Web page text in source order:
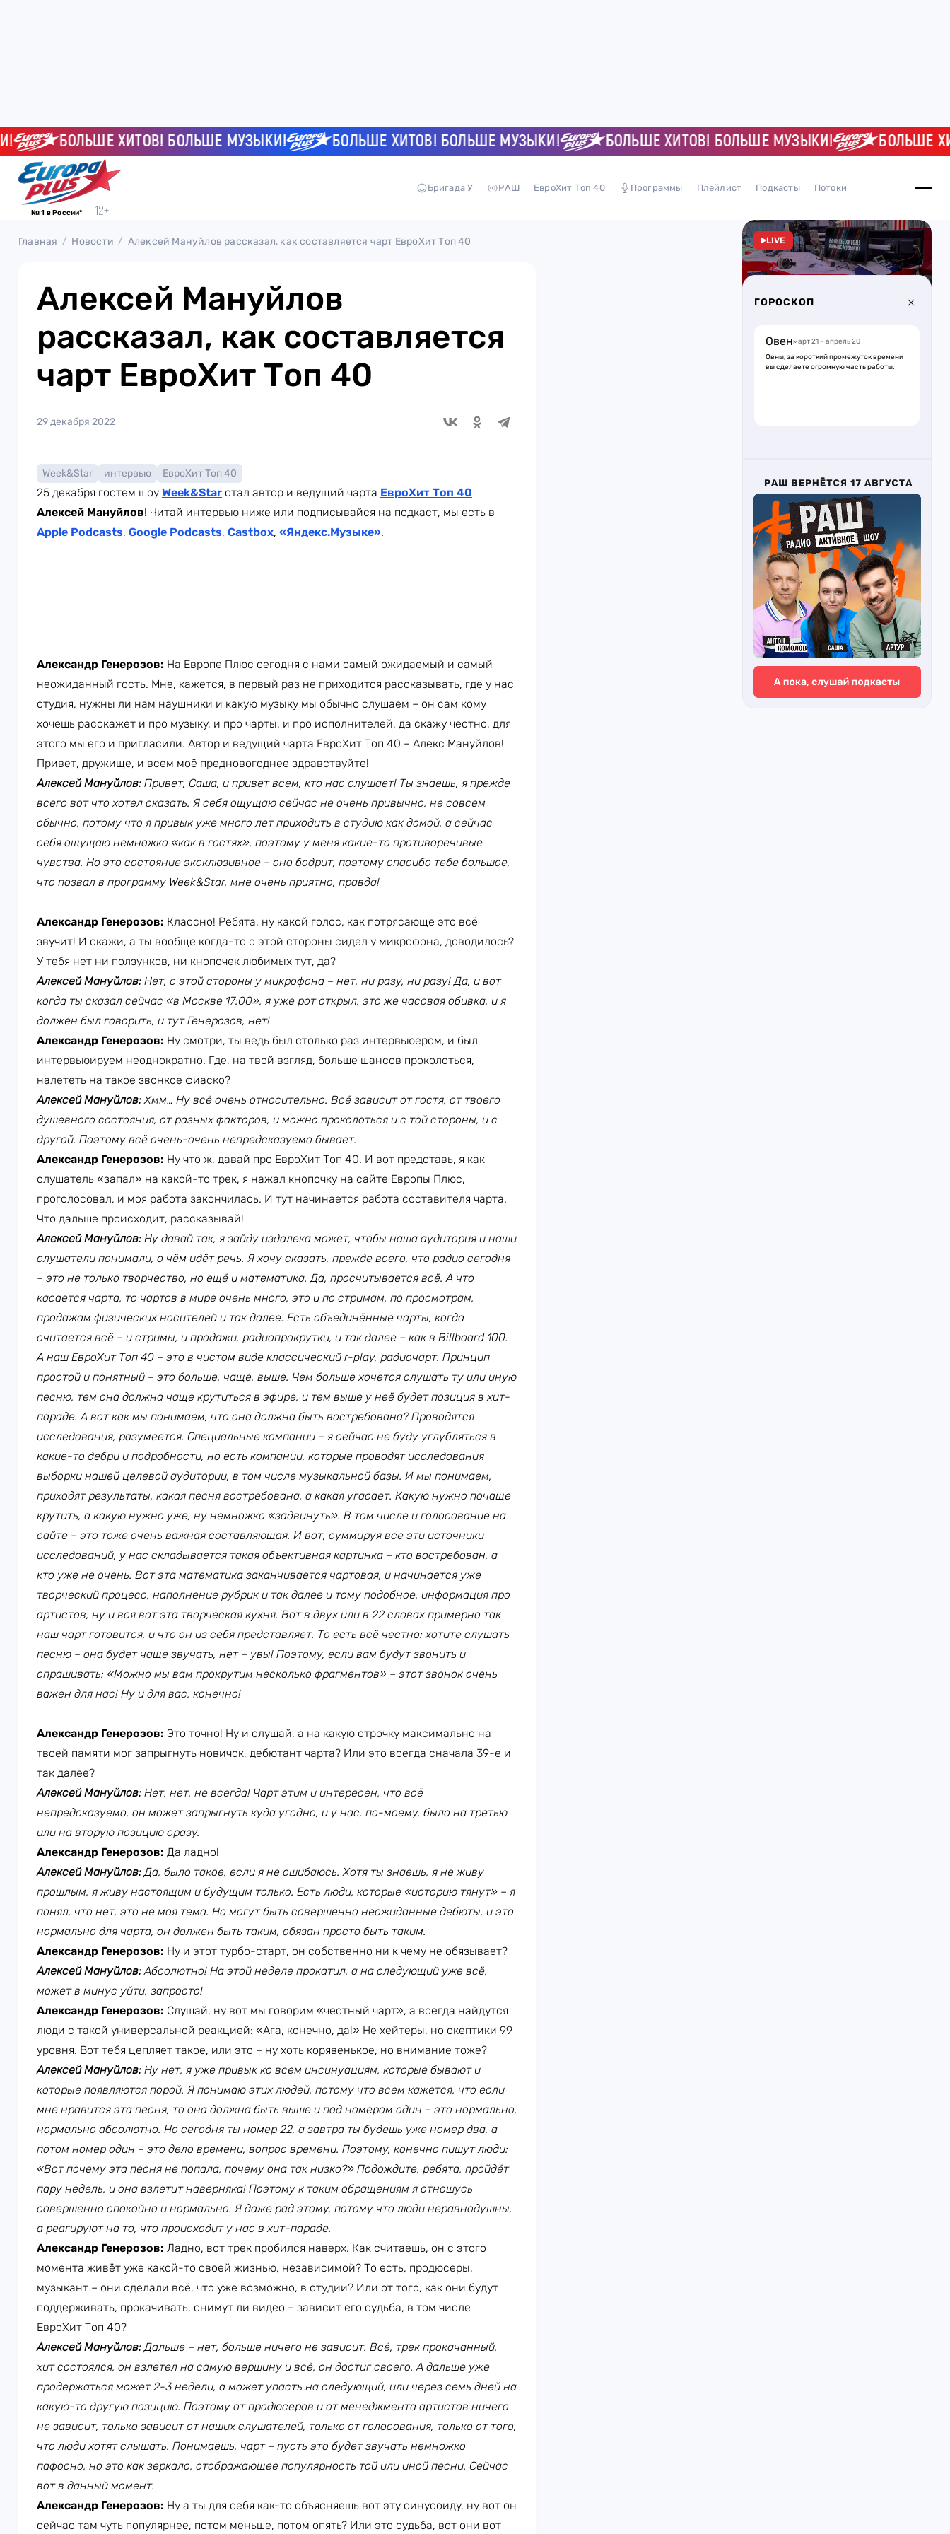
БОЛЬШЕ ХИТОВ! БОЛЬШЕ МУЗЫКИ! БОЛЬШЕ ХИТОВ! БОЛЬШЕ МУЗЫКИ! БОЛЬШЕ ХИТОВ! БОЛЬШЕ МУЗЫКИ! БОЛЬШЕ
№ 1 в России*
Бригада У РАШ ЕвроХит Топ 40 Программы Плейлист Подкасты Потоки
Главная Новости Алексей Мануйлов рассказал, как составляется чарт ЕвроХит Топ 40
Алексей Мануйлов
рассказал, как составляется
чарт ЕвроХит Топ 40
29 декабря 2022
Week&Star интервью ЕвроХит Топ 40
25 декабря гостем шоу Week&Star стал автор и ведущий чарта ЕвроХит Топ 40
Алексей Мануйлов! Читай интервью ниже или подписывайся на подкаст, мы есть в
Apple Podcasts, Google Podcasts, Castbox, «Яндекс.Музыке».
Александр Генерозов: На Европе Плюс сегодня с нами самый ожидаемый и самый
неожиданный гость. Мне, кажется, в первый раз не приходится рассказывать, где у нас
студия, нужны ли нам наушники и какую музыку мы обычно слушаем – он сам кому
хочешь расскажет и про музыку, и про чарты, и про исполнителей, да скажу честно, для
этого мы его и пригласили. Автор и ведущий чарта ЕвроХит Топ 40 – Алекс Мануйлов!
Привет, дружище, и всем моё предновогоднее здравствуйте!
Алексей Мануйлов: Привет, Саша, и привет всем, кто нас слушает! Ты знаешь, я прежде
всего вот что хотел сказать. Я себя ощущаю сейчас не очень привычно, не совсем
обычно, потому что я привык уже много лет приходить в студию как домой, а сейчас
себя ощущаю немножко «как в гостях», поэтому у меня какие-то противоречивые
чувства. Но это состояние эксклюзивное – оно бодрит, поэтому спасибо тебе большое,
что позвал в программу Week&Star, мне очень приятно, правда!
Александр Генерозов: Классно! Ребята, ну какой голос, как потрясающе это всё
звучит! И скажи, а ты вообще когда-то с этой стороны сидел у микрофона, доводилось?
У тебя нет ни ползунков, ни кнопочек любимых тут, да?
Алексей Мануйлов: Нет, с этой стороны у микрофона – нет, ни разу, ни разу! Да, и вот
когда ты сказал сейчас «в Москве 17:00», я уже рот открыл, это же часовая обивка, и я
должен был говорить, и тут Генерозов, нет!
Александр Генерозов: Ну смотри, ты ведь был столько раз интервьюером, и был
интервьюируем неоднократно. Где, на твой взгляд, больше шансов проколоться,
налететь на такое звонкое фиаско?
Алексей Мануйлов:Хмм… Ну всё очень относительно. Всё зависит от гостя, от твоего
душевного состояния, от разных факторов, и можно проколоться и с той стороны, и с
другой. Поэтому всё очень-очень непредсказуемо бывает.
Александр Генерозов: Ну что ж, давай про ЕвроХит Топ 40. И вот представь, я как
слушатель «запал» на какой-то трек, я нажал кнопочку на сайте Европы Плюс,
проголосовал, и моя работа закончилась. И тут начинается работа составителя чарта.
Что дальше происходит, рассказывай!
Алексей Мануйлов: Ну давай так, я зайду издалека может, чтобы наша аудитория и наши
слушатели понимали, о чём идёт речь. Я хочу сказать, прежде всего, что радио сегодня
– это не только творчество, но ещё и математика. Да, просчитывается всё. А что
касается чарта, то чартов в мире очень много, это и по стримам, по просмотрам,
продажам физических носителей и так далее. Есть объединённые чарты, когда
считается всё – и стримы, и продажи, радиопрокрутки, и так далее – как в Billboard 100.
А наш ЕвроХит Топ 40 – это в чистом виде классический r-play, радиочарт. Принцип
простой и понятный – это больше, чаще, выше. Чем больше хочется слушать ту или иную
песню, тем она должна чаще крутиться в эфире, и тем выше у неё будет позиция в хит-
параде. А вот как мы понимаем, что она должна быть востребована? Проводятся
исследования, разумеется. Специальные компании – я сейчас не буду углубляться в
какие-то дебри и подробности, но есть компании, которые проводят исследования
выборки нашей целевой аудитории, в том числе музыкальной базы. И мы понимаем,
приходят результаты, какая песня востребована, а какая угасает. Какую нужно почаще
крутить, а какую нужно уже, ну немножко «задвинуть». В том числе и голосование на
сайте – это тоже очень важная составляющая. И вот, суммируя все эти источники
исследований, у нас складывается такая объективная картинка – кто востребован, а
кто уже не очень. Вот эта математика заканчивается чартовая, и начинается уже
творческий процесс, наполнение рубрик и так далее и тому подобное, информация про
артистов, ну и вся вот эта творческая кухня. Вот в двух или в 22 словах примерно так
наш чарт готовится, и что он из себя представляет. То есть всё честно: хотите слушать
песню – она будет чаще звучать, нет – увы! Поэтому, если вам будут звонить и
спрашивать: «Можно мы вам прокрутим несколько фрагментов» – этот звонок очень
важен для нас! Ну и для вас, конечно!
Александр Генерозов: Это точно! Ну и слушай, а на какую строчку максимально на
твоей памяти мог запрыгнуть новичок, дебютант чарта? Или это всегда сначала 39-е и
так далее?
Алексей Мануйлов: Нет, нет, не всегда! Чарт этим и интересен, что всё
непредсказуемо, он может запрыгнуть куда угодно, и у нас, по-моему, было на третью
или на вторую позицию сразу.
Александр Генерозов: Да ладно!
Алексей Мануйлов:Да, было такое, если я не ошибаюсь. Хотя ты знаешь, я не живу
прошлым, я живу настоящим и будущим только. Есть люди, которые «историю тянут» – я
понял, что нет, это не моя тема. Но могут быть совершенно неожиданные дебюты, и это
нормально для чарта, он должен быть таким, обязан просто быть таким.
Александр Генерозов: Ну и этот турбо-старт, он собственно ни к чему не обязывает?
Алексей Мануйлов:Абсолютно! На этой неделе прокатил, а на следующий уже всё,
может в минус уйти, запросто!
Александр Генерозов: Слушай, ну вот мы говорим «честный чарт», а всегда найдутся
люди с такой универсальной реакцией: «Ага, конечно, да!» Не хейтеры, но скептики 99
уровня. Вот тебя цепляет такое, или это – ну хоть корявенькое, но внимание тоже?
Алексей Мануйлов: Ну нет, я уже привык ко всем инсинуациям, которые бывают и
которые появляются порой. Я понимаю этих людей, потому что всем кажется, что если
мне нравится эта песня, то она должна быть выше и под номером один – это нормально,
нормально абсолютно. Но сегодня ты номер 22, а завтра ты будешь уже номер два, а
потом номер один – это дело времени, вопрос времени. Поэтому, конечно пишут люди:
«Вот почему эта песня не попала, почему она так низко?» Подождите, ребята, пройдёт
пару недель, и она взлетит наверняка! Поэтому к таким обращениям я отношусь
совершенно спокойно и нормально. Я даже рад этому, потому что люди неравнодушны,
а реагируют на то, что происходит у нас в хит-параде.
Александр Генерозов: Ладно, вот трек пробился наверх. Как считаешь, он с этого
момента живёт уже какой-то своей жизнью, независимой? То есть, продюсеры,
музыкант – они сделали всё, что уже возможно, в студии? Или от того, как они будут
поддерживать, прокачивать, снимут ли видео – зависит его судьба, в том числе
ЕвроХит Топ 40?
Алексей Мануйлов:Дальше – нет, больше ничего не зависит. Всё, трек прокачанный,
хит состоялся, он взлетел на самую вершину и всё, он достиг своего. А дальше уже
продержаться может 2-3 недели, а может упасть на следующий, или через семь дней на
какую-то другую позицию. Поэтому от продюсеров и от менеджмента артистов ничего
не зависит, только зависит от наших слушателей, только от голосования, только от того,
что люди хотят слышать. Понимаешь, чарт – пусть это будет звучать немножко
пафосно, но это как зеркало, отображающее популярность той или иной песни. Сейчас
вот в данный момент.
Александр Генерозов: Ну а ты для себя как-то объясняешь вот эту синусоиду, ну вот он
сейчас там чуть популярнее, потом меньше, потом опять? Или это судьба, вот они вот
LIVE
ГОРОСКОП
Овенмарт 21 – апрель 20
Овны, за короткий промежуток времени
вы сделаете огромную часть работы.